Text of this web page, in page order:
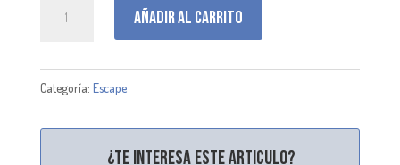
Añadir al carrito
Categoría: Escape
¿Te interesa este articulo?